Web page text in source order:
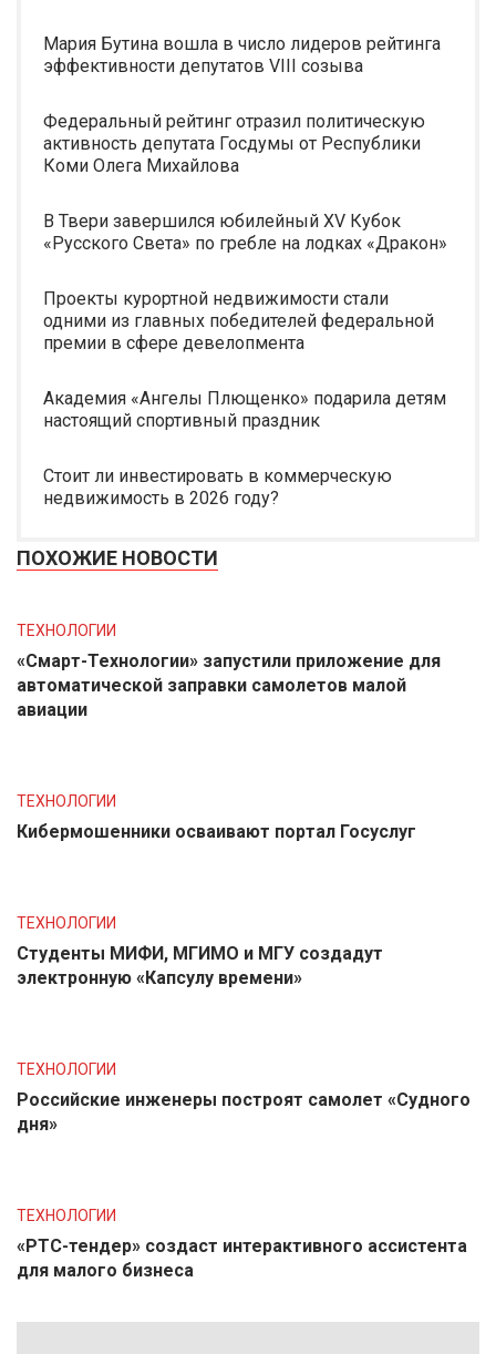
Мария Бутина вошла в число лидеров рейтинга
эффективности депутатов VIII созыва
Федеральный рейтинг отразил политическую
активность депутата Госдумы от Республики
Коми Олега Михайлова
В Твери завершился юбилейный XV Кубок
«Русского Света» по гребле на лодках «Дракон»
Проекты курортной недвижимости стали
одними из главных победителей федеральной
премии в сфере девелопмента
Академия «Ангелы Плющенко» подарила детям
настоящий спортивный праздник
Стоит ли инвестировать в коммерческую
недвижимость в 2026 году?
ПОХОЖИЕ НОВОСТИ
ТЕХНОЛОГИИ
«Смарт-Технологии» запустили приложение для
автоматической заправки самолетов малой
авиации
ТЕХНОЛОГИИ
Кибермошенники осваивают портал Госуслуг
ТЕХНОЛОГИИ
Студенты МИФИ, МГИМО и МГУ создадут
электронную «Капсулу времени»
ТЕХНОЛОГИИ
Российские инженеры построят самолет «Судного
дня»
ТЕХНОЛОГИИ
«РТС-тендер» создаст интерактивного ассистента
для малого бизнеса